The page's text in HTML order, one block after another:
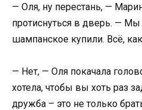
— Оля, ну перестань, —
протиснуться в дверь. —
шампанское купили. Всё,
— Нет, — Оля покачала
хотела, чтобы вы хоть раз
дружба – это не только